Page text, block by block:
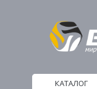
КАТАЛОГ